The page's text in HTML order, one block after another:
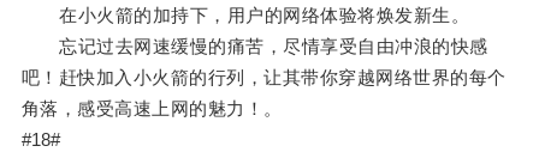
在小火箭的加持下，用户的网络体验将焕发新生。
忘记过去网速缓慢的痛苦，尽情享受自由冲浪的快感
吧！赶快加入小火箭的行列，让其带你穿越网络世界的每个
角落，感受高速上网的魅力！。
#18#